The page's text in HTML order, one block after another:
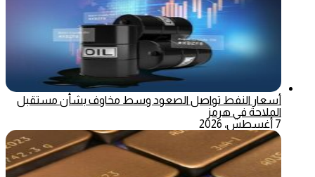
أسعار النفط تواصل الصعود وسط مخاوف بشأن مستقبل
الملاحة في هرمز
7 أغسطس، 2026